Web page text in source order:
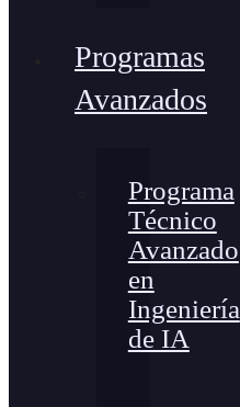
Programas
Avanzados
Programa
Técnico
Avanzado
en
Ingeniería
de IA